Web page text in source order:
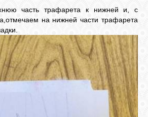
часть трафарета к нижней и, с
на нижней части трафарета